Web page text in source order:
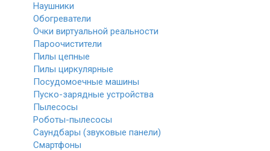
Наушники
Обогреватели
Очки виртуальной реальности
Пароочистители
Пилы цепные
Пилы циркулярные
Посудомоечные машины
Пуско-зарядные устройства
Пылесосы
Роботы-пылесосы
Саундбары (звуковые панели)
Смартфоны